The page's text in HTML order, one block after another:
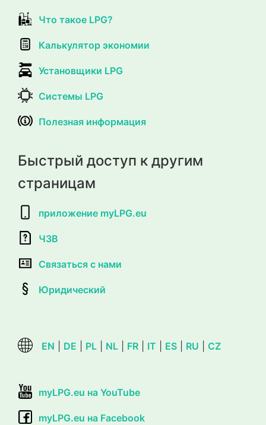
Что такое LPG?
Калькулятор экономии
Установщики LPG
Системы LPG
Полезная информация
Быстрый доступ к другим
страницам
приложение myLPG.eu
ЧЗВ
Связаться с нами
Юридический
EN DE PL NL FR IT ES RU CZ
myLPG.eu на YouTube
myLPG.eu на Facebook